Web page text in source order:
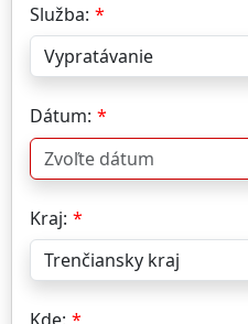
Služba:
Dátum:
Kraj: